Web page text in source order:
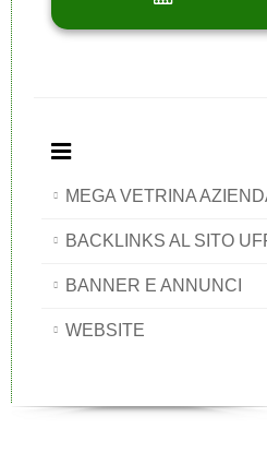
MEGA VETRINA
BACKLINKS AL SITO
BANNER E ANNUNCI
WEBSITE